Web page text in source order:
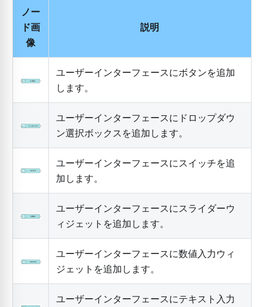
ノー
ド画
像
説明
ユーザーインターフェースにボタンを追加
します。
ユーザーインターフェースにドロップダウ
ン選択ボックスを追加します。
ユーザーインターフェースにスイッチを追
加します。
ユーザーインターフェースにスライダーウ
ィジェットを追加します。
ユーザーインターフェースに数値入力ウィ
ジェットを追加します。
ユーザーインターフェースにテキスト入力